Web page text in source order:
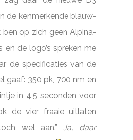
de kenmerkende blauw-
ben op zich geen Alpina-
en de logo’s spreken me
de specificaties van de
gaaf: 350 pk, 700 nm en
in 4,5 seconden voor
de vier fraaie uitlaten
wel aan.”
Ja, daar